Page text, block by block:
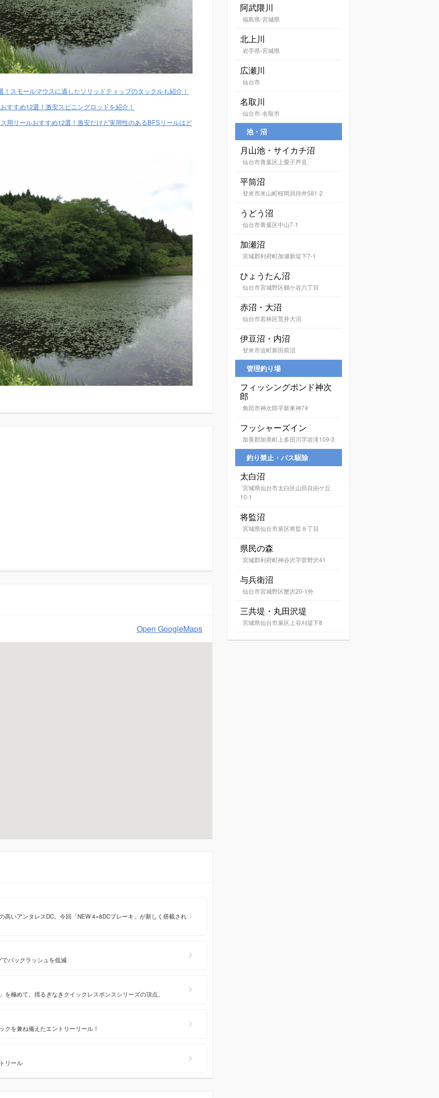
スモールマウスに適したソリッドティップのタックルも紹介！
すすめ12選！激安スピニングロッドを紹介！
用リールおすすめ12選！激安だけど実用性のあるBFSリールはど
Open GoogleMaps
高いアンタレスDC。今回「NEW 4×8DCブレーキ」が新しく搭載され
バックラッシュを低減
極めて。揺るぎなきクイックレスポンスシリーズの頂点。
クを兼ね備えたエントリーリール！
リール
阿武隈川
福島県-宮城県
北上川
岩手県-宮城県
広瀬川
仙台市
名取川
仙台市-名取市
池・沼
月山池・サイカチ沼
仙台市青葉区上愛子芦見
平筒沼
登米市米山町桜岡貝待井581-2
うどう沼
仙台市青葉区中山7-1
加瀬沼
宮城郡利府町加瀬新堤下7-1
ひょうたん沼
仙台市宮城野区鶴ケ谷六丁目
赤沼・大沼
仙台市若林区荒井大沼
伊豆沼・内沼
登米市迫町新田前沼
管理釣り場
フィッシングポンド神次
郎
角田市神次郎字新東神74
フッシャーズイン
加美郡加美町上多田川字岩滝109-3
釣り禁止・バス駆除
太白沼
宮城県仙台市太白区山田自由ケ丘
10-1
将監沼
宮城県仙台市泉区将監８丁目
県民の森
宮城郡利府町神谷沢字菅野沢41
与兵衛沼
仙台市宮城野区蟹沢20-1外
三共堤・丸田沢堤
宮城県仙台市泉区上谷刈堤下8